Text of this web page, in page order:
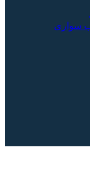
سواری